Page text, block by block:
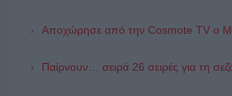
Αποχώρησε από την Cosmote TV o
Παίρνουν… σειρά 26 σειρές για τη